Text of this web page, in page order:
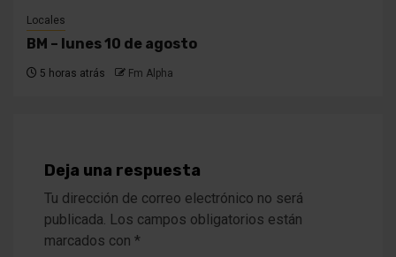
Locales
BM – lunes 10 de agosto
5 horas atrás Fm Alpha
Deja una respuesta
Tu dirección de correo electrónico no será
publicada. Los campos obligatorios están
marcados con *